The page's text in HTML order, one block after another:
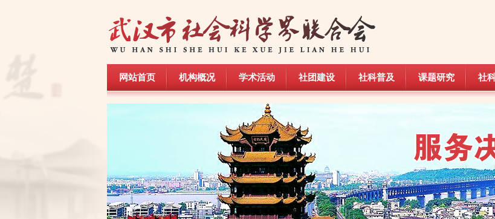
网站首页
网站首页
机构概况
机构概况
学术活动
学术活动
社团建设
社团建设
社科普及 课题研究 社
社